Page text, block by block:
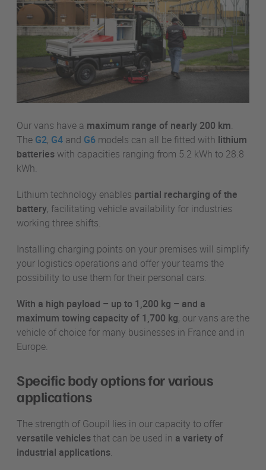
Our vans have a maximum range of nearly 200 km.
The G2, G4 and G6 models can all be fitted with lithium
batteries with capacities ranging from 5.2 kWh to 28.8
kWh.
Lithium technology enables partial recharging of the
battery, facilitating vehicle availability for industries
working three shifts.
Installing charging points on your premises will simplify
your logistics operations and offer your teams the
possibility to use them for their personal cars.
With a high payload – up to 1,200 kg – and a
maximum towing capacity of 1,700 kg, our vans are the
vehicle of choice for many businesses in France and in
Europe.
Specific body options for various
applications
The strength of Goupil lies in our capacity to offer
versatile vehiclesthat can be used in a variety of
industrial applications.